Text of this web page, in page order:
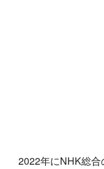
2022年にNHK総合